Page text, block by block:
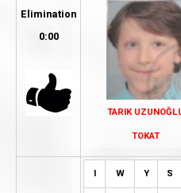
Elimination
0:00
TARIK
TOKAT
I W Y S